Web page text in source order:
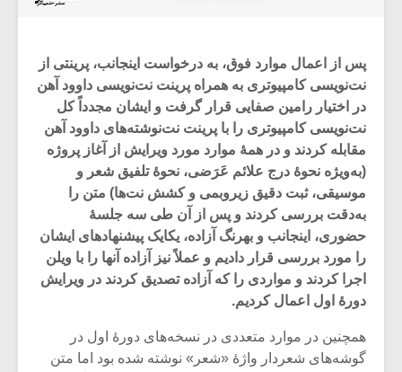
پس از اعمال موارد فوق، به درخواست اینجانب، پرینتی از
نت‌نویسی کامپیوتری به همراه پرینت نت‌نویسی داوود آهن
در اختیار رامین صفایی قرار گرفت و ایشان مجدداً کل
نت‌نویسی کامپیوتری را با پرینت نت‌نوشته‌های داوود آهن
مقابله ‌کردند و در همۀ موارد مورد ویرایش از آغاز پروژه
(به‌ویژه نحوۀ درج علائم عَرَضی، نحوۀ تلفیق شعر و
موسیقی، ثبت دقیق زیروبمی و کشش نت‌ها) متن را
به‌دقت بررسی کردند و پس از آن طی سه جلسۀ
حضوری، اینجانب و بهرنگ آزاده، یکایک پیشنهادهای ایشان
را مورد بررسی قرار دادیم و عملاً نیز آزاده آنها را با ویلن
اجرا کردند و مواردی را که آزاده تصدیق کردند در ویرایش
دورۀ اول اعمال کردیم.
همچنین در موارد متعددی در نسخه‌های دورۀ اول در
گوشه‌های شعردار واژۀ «شعر» نوشته شده بود اما متن